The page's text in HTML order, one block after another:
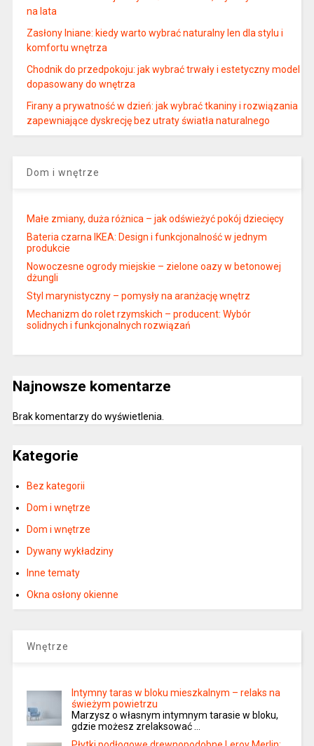
na lata
Zasłony lniane: kiedy warto wybrać naturalny len dla stylu i
komfortu wnętrza
Chodnik do przedpokoju: jak wybrać trwały i estetyczny model
dopasowany do wnętrza
Firany a prywatność w dzień: jak wybrać tkaniny i rozwiązania
zapewniające dyskrecję bez utraty światła naturalnego
Dom i wnętrze
Małe zmiany, duża różnica – jak odświeżyć pokój dziecięcy
Bateria czarna IKEA: Design i funkcjonalność w jednym
produkcie
Nowoczesne ogrody miejskie – zielone oazy w betonowej
dżungli
Styl marynistyczny – pomysły na aranżację wnętrz
Mechanizm do rolet rzymskich – producent: Wybór
solidnych i funkcjonalnych rozwiązań
Najnowsze komentarze
Brak komentarzy do wyświetlenia.
Kategorie
Bez kategorii
Dom i wnętrze
Dom i wnętrze
Dywany wykładziny
Inne tematy
Okna osłony okienne
Wnętrze
Intymny taras w bloku mieszkalnym – relaks na
świeżym powietrzu
Marzysz o własnym intymnym tarasie w bloku,
gdzie możesz zrelaksować …